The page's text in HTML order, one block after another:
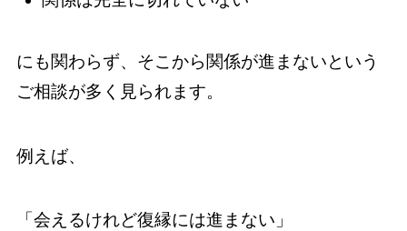
にも関わらず、そこから関係が進まないという
ご相談が多く見られます。
例えば、
「会えるけれど復縁には進まない」